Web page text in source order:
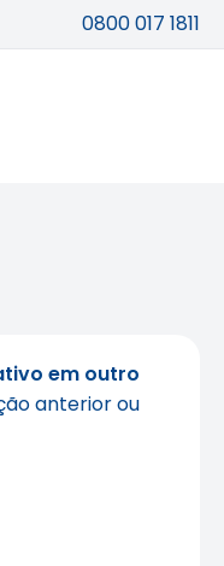
0800 017 1811
em outro
anterior ou